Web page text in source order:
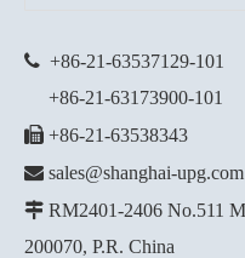
 +86-21-63537129-101
+86-21-63173900-101
 +86-21-63538343
 sales@shanghai-upg.com
 RM2401-2406 No.511
200070, P.R. China